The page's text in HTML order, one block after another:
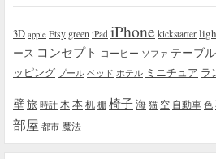
3D apple Etsy green iPad iPhone kickstarter
ース コンセプト コーヒー ソファ テーブル
ッピング プール ベッド ホテル ミニチュア ラ
壁旅 時計 木 本机 棚 椅子海 猫 空 自動車 色
部屋 都市 魔法